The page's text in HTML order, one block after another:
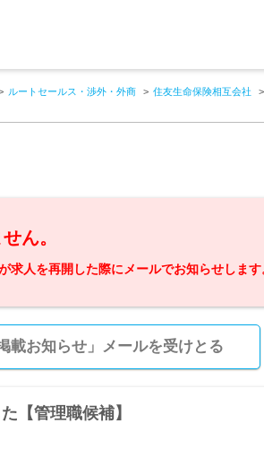
ルートセールス・渉外・外商
住友生命保険相互会社
ん。
求人を再開した際にメールでお知らせします
載お知らせ」メールを受けとる
【管理職候補】